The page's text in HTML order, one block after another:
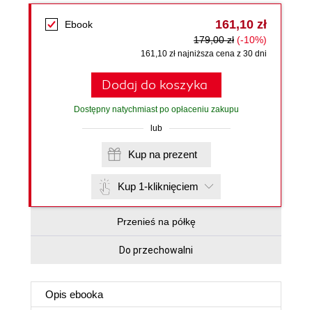
Ebook 161,10 zł
179,00 zł (-10%)
161,10 zł najniższa cena z 30 dni
Dodaj do koszyka
Dostępny natychmiast po opłaceniu zakupu
lub
Kup na prezent
Kup 1-kliknięciem
Przenieś na półkę
Do przechowalni
Opis ebooka